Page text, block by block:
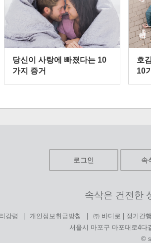
당신이 사랑에 빠졌다는 10
가지 증거
호
10
로그인 속
속삭은 건전한
강령 | 개인정보취급방침 |
㈜ 바디로 | 정기간
서울시 마포구 마포대로4다
©